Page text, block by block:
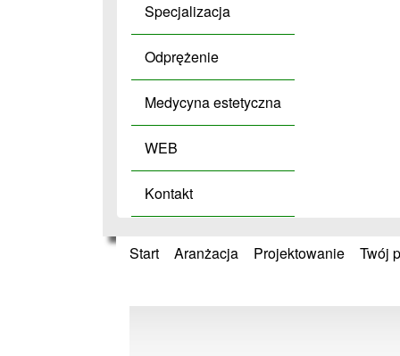
Specjalizacja
Odprężenie
Medycyna estetyczna
WEB
Kontakt
Start Aranżacja Projektowanie Twój